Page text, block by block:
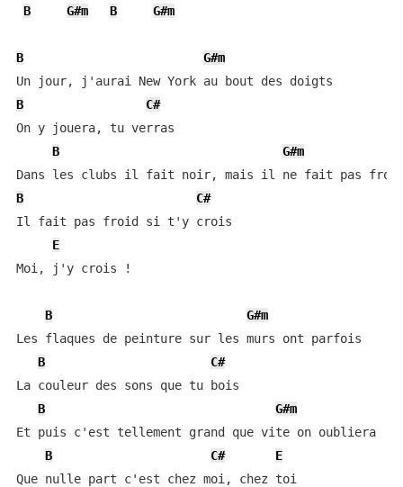
B G#m B G#m
B
G#m
B
C#
On y jouera, tu verras
B
G#m
B
C#
Il fait pas froid si t'y crois
E
Moi, j'y crois !
B
G#m
Les flaques de peinture sur les murs ont parfois
B
C#
La couleur des sons que tu bois
B
G#m
Et puis c'est tellement grand que vite on oubliera
B
C#
E
Que nulle part c'est chez moi, chez toi